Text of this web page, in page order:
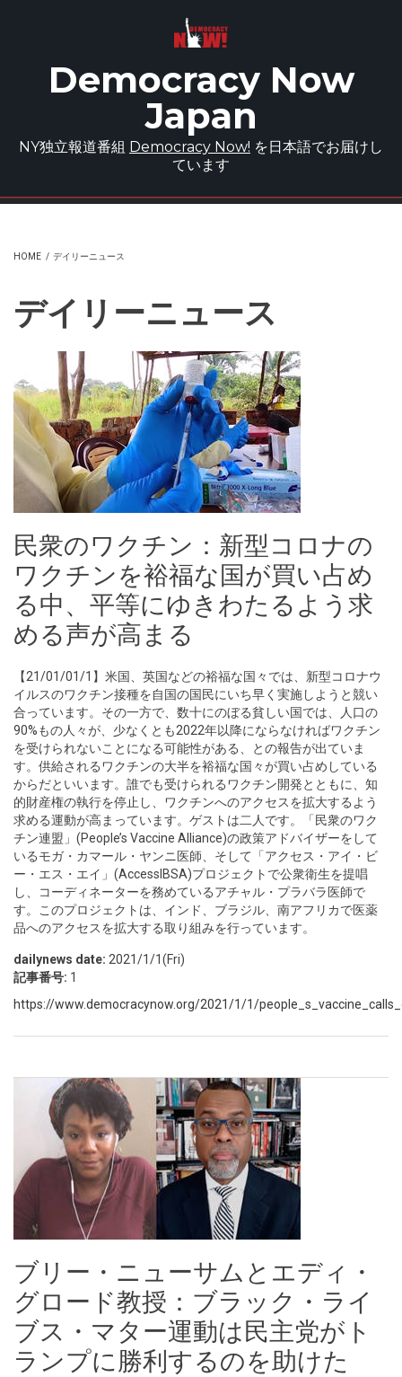
Democracy Now
Japan
NY独立報道番組 Democracy Now! を日本語でお届けし
ています
HOME / デイリーニュース
デイリーニュース
民衆のワクチン：新型コロナの
ワクチンを裕福な国が買い占め
る中、平等にゆきわたるよう求
める声が高まる
【21/01/01/1】米国、英国などの裕福な国々では、新型コロナウ
イルスのワクチン接種を自国の国民にいち早く実施しようと競い
合っています。その一方で、数十にのぼる貧しい国では、人口の
90%もの人々が、少なくとも2022年以降にならなければワクチン
を受けられないことになる可能性がある、との報告が出ていま
す。供給されるワクチンの大半を裕福な国々が買い占めしている
からだといいます。誰でも受けられるワクチン開発とともに、知
的財産権の執行を停止し、ワクチンへのアクセスを拡大するよう
求める運動が高まっています。ゲストは二人です。「民衆のワク
チン連盟」(People’s Vaccine Alliance)の政策アドバイザーをして
いるモガ・カマール・ヤンニ医師、そして「アクセス・アイ・ビ
ー・エス・エイ」(AccessIBSA)プロジェクトで公衆衛生を提唱
し、コーディネーターを務めているアチャル・プラバラ医師で
す。このプロジェクトは、インド、ブラジル、南アフリカで医薬
品へのアクセスを拡大する取り組みを行っています。
dailynews date: 2021/1/1(Fri)
記事番号: 1
https://www.democracynow.org/2021/1/1/
ブリー・ニューサムとエディ・
グロード教授：ブラック・ライ
ブス・マター運動は民主党がト
ランプに勝利するのを助けた